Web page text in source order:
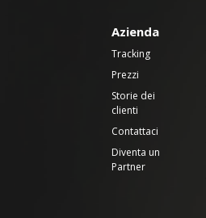
Azienda
Tracking
Prezzi
Storie dei
clienti
Contattaci
Diventa un
Partner